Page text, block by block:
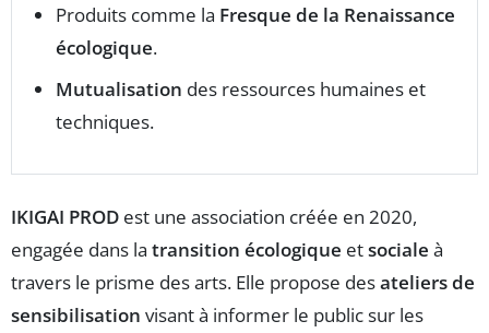
Produits comme la Fresque de la Renaissance
écologique.
Mutualisation des ressources humaines et
techniques.
IKIGAI PROD est une association créée en 2020,
engagée dans la transition écologique etsociale à
travers le prisme des arts. Elle propose desateliers de
sensibilisation visant à informer le public sur les